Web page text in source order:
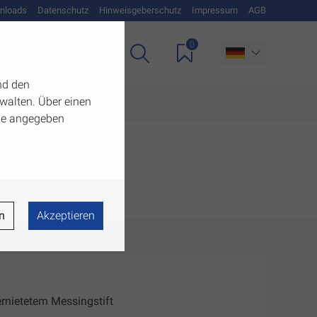
Datenschutz Hinweisgeberschutz Impressum AGB
0
Messingstift
den
Über einen
angegeben
Akzeptieren